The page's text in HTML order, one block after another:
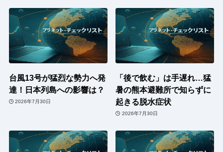
台風13号が猛烈な勢力へ発
達！日本列島への影響は？
2026年7月30日
「後で飲む」は手遅れ…猛
暑の熊本避難所で知らずに
起きる脱水症状
2026年7月30日